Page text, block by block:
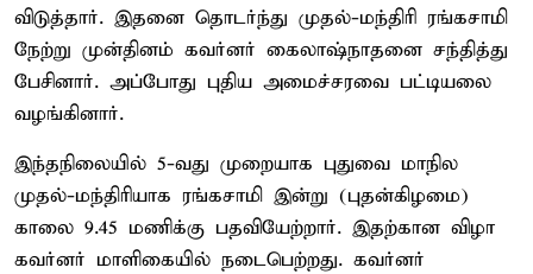
விடுத்தார். இதனை தொடர்ந்து முதல்-மந்திரி ரங்கசாமி
நேற்று முன்தினம் கவர்னர் கைலாஷ்நாதனை சந்தித்து
பேசினார். அப்போது புதிய அமைச்சரவை பட்டியலை
வழங்கினார்.
இந்தநிலையில் 5-வது முறையாக புதுவை மாநில
முதல்-மந்திரியாக ரங்கசாமி இன்று (புதன்கிழமை)
காலை 9.45 மணிக்கு பதவியேற்றார். இதற்கான விழா
கவர்னர் மாளிகையில் நடைபெற்றது. கவர்னர்